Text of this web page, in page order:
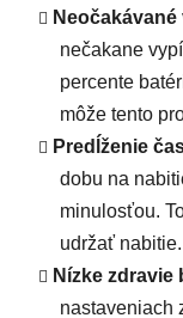
nečakane
percente
môže tento
Predĺženie
dobu na
minulosťou.
udržať nabitie.
Nízke zdravie
nastaveniach